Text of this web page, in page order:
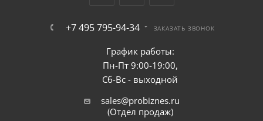
+7 495 795-94-34 ЗАКАЗАТЬ ЗВОНОК
График работы:
Пн-Пт 9:00-19:00,
Сб-Вс - выходной
sales@probiznes.ru
(Отдел продаж)